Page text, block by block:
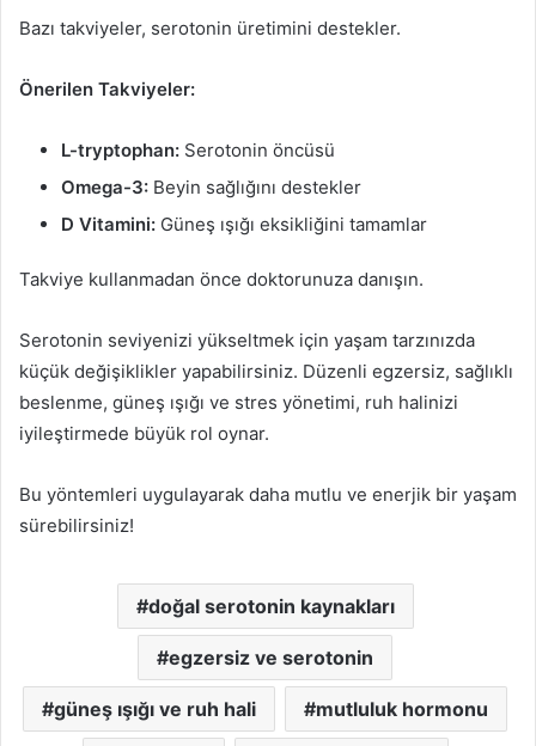
Bazı takviyeler, serotonin üretimini destekler.
Önerilen Takviyeler:
L-tryptophan: Serotonin öncüsü
Omega-3: Beyin sağlığını destekler
D Vitamini: Güneş ışığı eksikliğini tamamlar
Takviye kullanmadan önce doktorunuza danışın.
Serotonin seviyenizi yükseltmek için yaşam tarzınızda
küçük değişiklikler yapabilirsiniz. Düzenli egzersiz, sağlıklı
beslenme, güneş ışığı ve stres yönetimi, ruh halinizi
iyileştirmede büyük rol oynar.
Bu yöntemleri uygulayarak daha mutlu ve enerjik bir yaşam
sürebilirsiniz!
doğal serotonin kaynakları
egzersiz ve serotonin
güneş ışığı ve ruh hali mutluluk hormonu